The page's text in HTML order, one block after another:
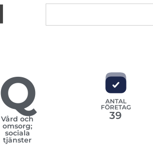
Q
Vård och
omsorg;
sociala
tjänster
ANTAL
FÖRETAG
39